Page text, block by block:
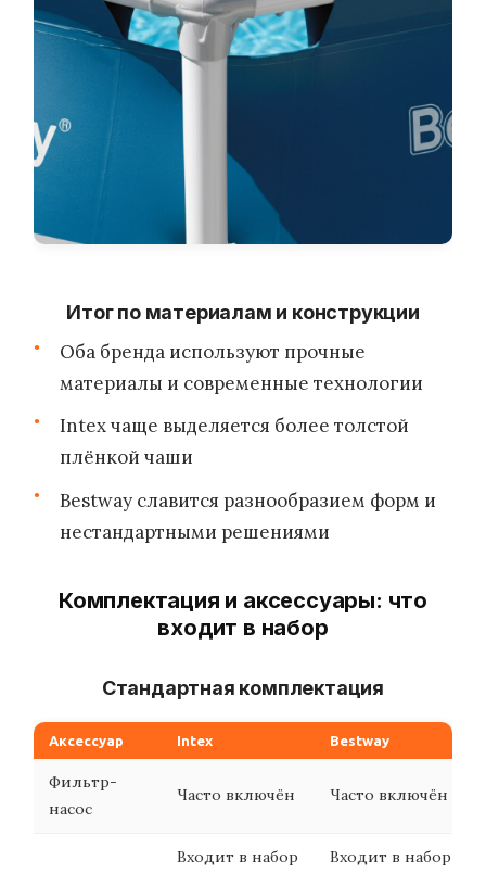
Итог по материалам и конструкции
Оба бренда используют прочные
материалы и современные технологии
Intex чаще выделяется более толстой
плёнкой чаши
Bestway славится разнообразием форм и
нестандартными решениями
Комплектация и аксессуары: что
входит в набор
Стандартная комплектация
Аксессуар Intex Bestway
Фильтр-
насос
Часто включён Часто включён
Входит в набор
Входит в набор